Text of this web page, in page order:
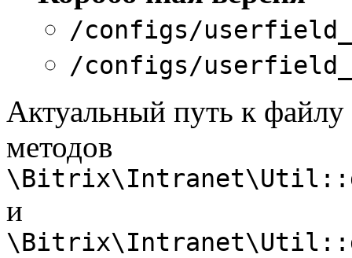
/configs/
/configs/
Актуальный путь к
методов
и